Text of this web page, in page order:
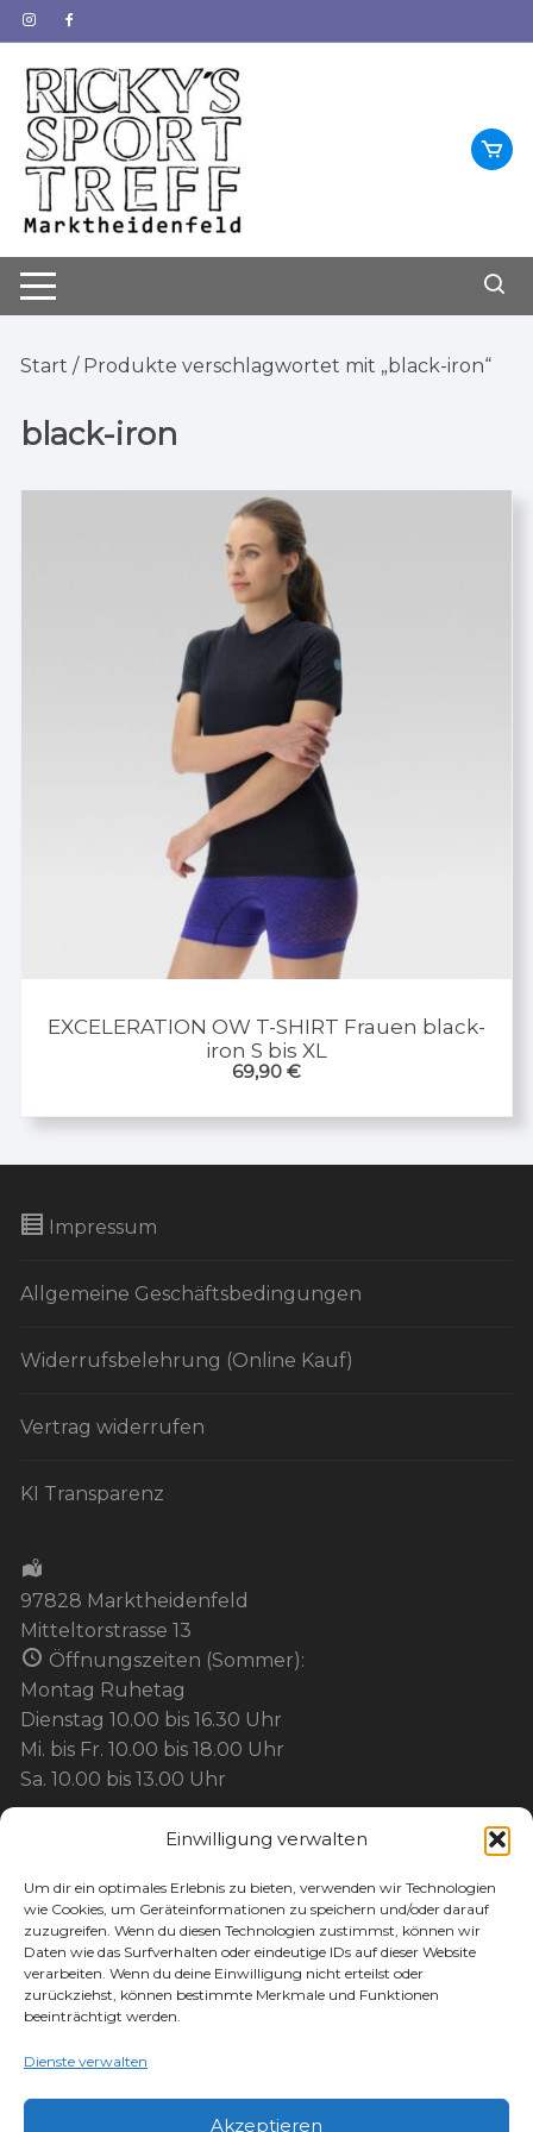
Einwilligung verwalten
Um dir ein optimales Erlebnis zu bieten, verwenden wir Technologien
wie Cookies, um Geräteinformationen zu speichern und/oder darauf
zuzugreifen. Wenn du diesen Technologien zustimmst, können wir
Daten wie das Surfverhalten oder eindeutige IDs auf dieser Website
verarbeiten. Wenn du deine Einwilligung nicht erteilst oder
zurückziehst, können bestimmte Merkmale und Funktionen
beeinträchtigt werden.
Dienste verwalten
Akzeptieren
Zum
Inhalt
springen
Start / Produkte verschlagwortet mit „black-iron“
black-iron
EXCELERATION OW T-SHIRT Frauen black-
iron S bis XL
69,90 €
Impressum
Allgemeine Geschäftsbedingungen
Widerrufsbelehrung (Online Kauf)
Vertrag widerrufen
KI Transparenz
97828 Marktheidenfeld
Mitteltorstrasse 13
Öffnungszeiten (Sommer):
Montag Ruhetag
Dienstag 10.00 bis 16.30 Uhr
Mi. bis Fr. 10.00 bis 18.00 Uhr
Sa. 10.00 bis 13.00 Uhr
Barzahlung
Kartenzahlung / EC / Kreditkarte / Mobil
Paypal
Maingutschein